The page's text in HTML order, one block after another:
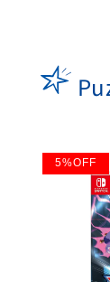
5%OFF